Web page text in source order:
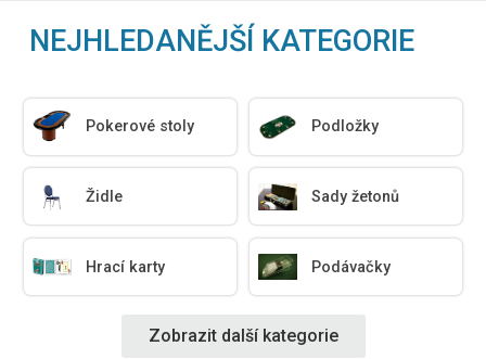
NEJHLEDANĚJŠÍ KATEGORIE
Pokerové stoly Podložky
Židle Sady žetonů
Hrací karty Podávačky
Zobrazit další kategorie